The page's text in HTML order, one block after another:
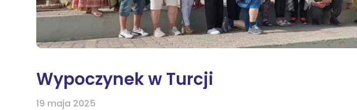
Błonie
Bartodzieje
19 maja 2025
Wypoczynek w Turcji